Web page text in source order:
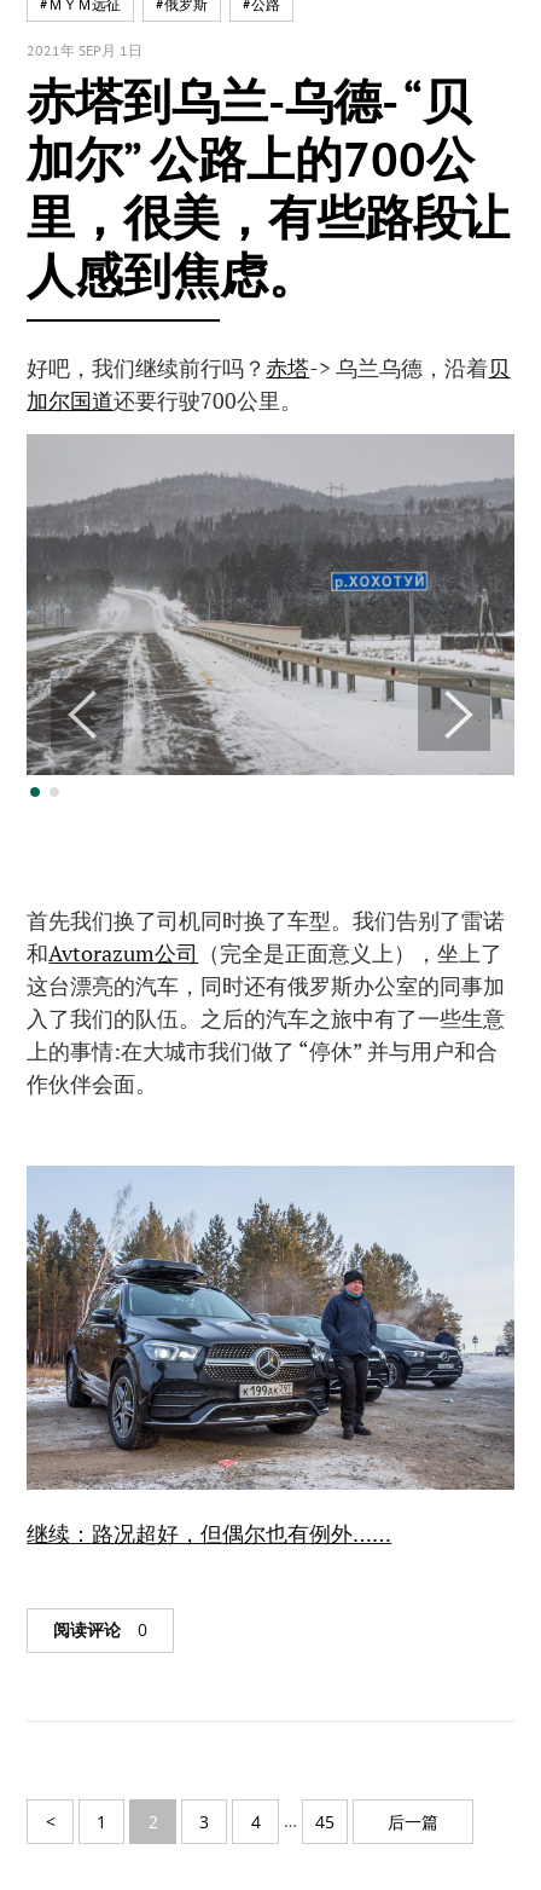
#ＭＹＭ远征 #俄罗斯 #公路
2021年 SEP月 1日
赤塔到乌兰-乌德- “贝
加尔” 公路上的700公
里，很美，有些路段让
人感到焦虑。
好吧，我们继续前行吗？赤塔-> 乌兰乌德，沿着贝
加尔国道还要行驶700公里。
首先我们换了司机同时换了车型。我们告别了雷诺
和Avtorazum公司 （完全是正面意义上），坐上了
这台漂亮的汽车，同时还有俄罗斯办公室的同事加
入了我们的队伍。之后的汽车之旅中有了一些生意
上的事情:在大城市我们做了 “停休” 并与用户和合
作伙伴会面。
继续：路况超好，但偶尔也有例外……
阅读评论 0
< 1 2 3 4 … 45 后一篇